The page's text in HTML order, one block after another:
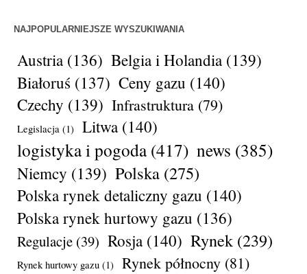
NAJPOPULARNIEJSZE WYSZUKIWANIA
Austria(136) Belgia i Holandia(139)
Białoruś (137) Ceny gazu (140)
Czechy (139) Infrastruktura (79)
Legislacja (1) Litwa(140)
logistyka i pogoda(417) news (385)
Niemcy (139) Polska (275)
Polska rynek detaliczny gazu (140)
Polska rynek hurtowy gazu (136)
Regulacje (39) Rosja(140) Rynek (239)
Rynek hurtowy gazu (1) Rynek północny (81)